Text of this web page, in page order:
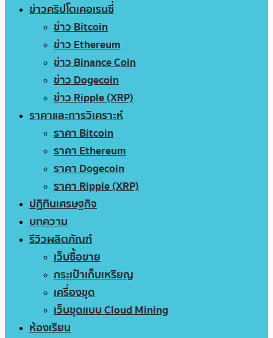
ข่าวคริปโตเคอเรนซี่
ข่าว Bitcoin
ข่าว Ethereum
ข่าว Binance Coin
ข่าว Dogecoin
ข่าว Ripple (XRP)
ราคาและการวิเคราะห์
ราคา Bitcoin
ราคา Ethereum
ราคา Dogecoin
ราคา Ripple (XRP)
ปฏิทินเศรษฐกิจ
บทความ
รีวิวผลิตภัณฑ์
เว็บซื้อขาย
กระเป๋าเก็บเหรียญ
เครื่องขุด
เว็บขุดแบบ Cloud Mining
ห้องเรียน